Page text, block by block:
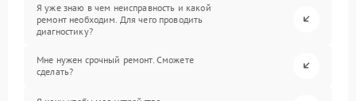
Я уже знаю в чем неисправность и какой
ремонт необходим. Для чего проводить
диагностику?
Мне нужен срочный ремонт. Сможете
сделать?